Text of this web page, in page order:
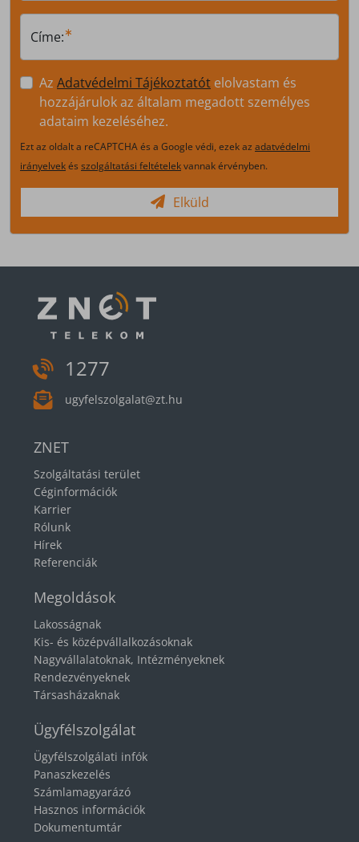
Címe:
Az Adatvédelmi Tájékoztatót elolvastam és
hozzájárulok az általam megadott személyes
adataim kezeléséhez.
Ezt az oldalt a reCAPTCHA és a Google védi, ezek az adatvédelmi
irányelvekés szolgáltatási feltételekvannak érvényben.
Elküld
1277
ugyfelszolgalat@zt.hu
ZNET
Szolgáltatási terület
Céginformációk
Karrier
Rólunk
Hírek
Referenciák
Megoldások
Lakosságnak
Kis- és középvállalkozásoknak
Nagyvállalatoknak, Intézményeknek
Rendezvényeknek
Társasházaknak
Ügyfélszolgálat
Ügyfélszolgálati infók
Panaszkezelés
Számlamagyarázó
Hasznos információk
Dokumentumtár